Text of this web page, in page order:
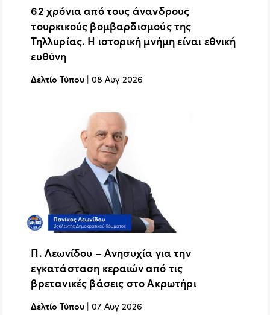
62 χρόνια από τους άνανδρους
τουρκικούς βομβαρδισμούς της
Τηλλυρίας. Η ιστορική μνήμη είναι εθνική
ευθύνη
Δελτίο Τύπου |08 Αυγ 2026
Π. Λεωνίδου – Ανησυχία για την
εγκατάσταση κεραιών από τις
βρετανικές βάσεις στο Ακρωτήρι
Δελτίο Τύπου |07 Αυγ 2026